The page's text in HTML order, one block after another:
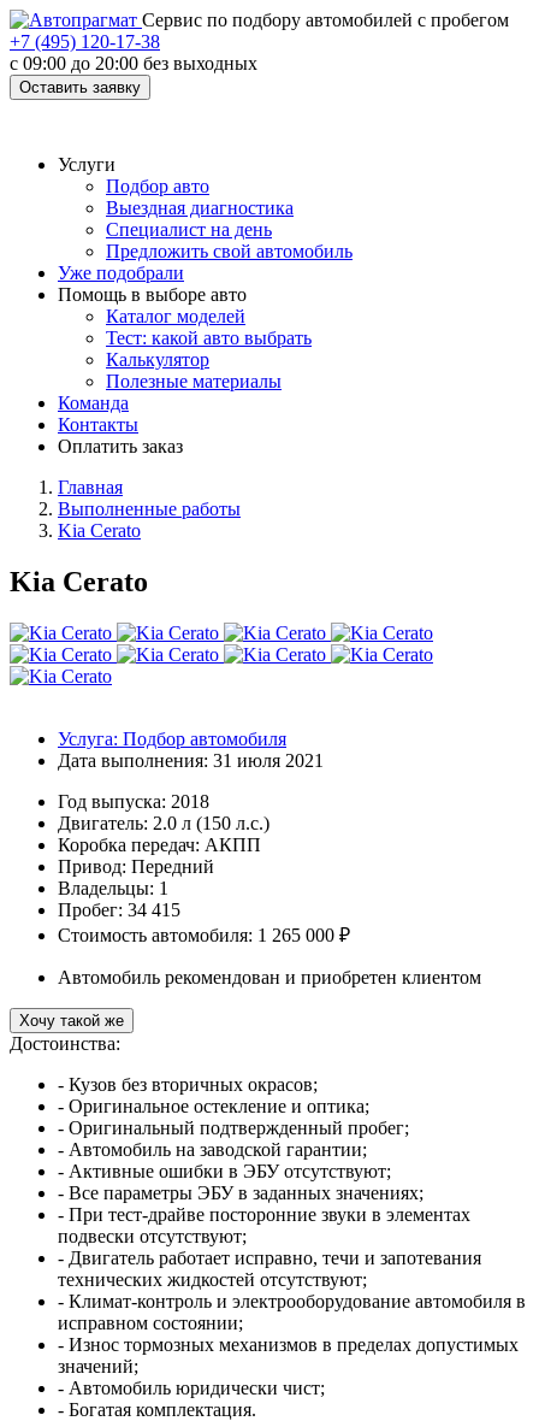
Cервис по подбору автомобилей с пробегом
+7 (495) 120-17-38
с 09:00 до 20:00 без выходных
Оставить заявку
Услуги
Подбор авто
Выездная диагностика
Специалист на день
Предложить свой автомобиль
Уже подобрали
Помощь в выборе авто
Каталог моделей
Тест: какой авто выбрать
Калькулятор
Полезные материалы
Команда
Контакты
Оплатить заказ
Главная
Выполненные работы
Kia Cerato
Kia Cerato
Услуга: Подбор автомобиля
Дата выполнения: 31 июля 2021
Год выпуска: 2018
Двигатель: 2.0 л (150 л.с.)
Коробка передач: АКПП
Привод: Передний
Владельцы: 1
Пробег: 34 415
Стоимость автомобиля: 1 265 000 ₽
Автомобиль рекомендован и приобретен клиентом
Хочу такой же
Достоинства:
- Кузов без вторичных окрасов;
- Оригинальное остекление и оптика;
- Оригинальный подтвержденный пробег;
- Автомобиль на заводской гарантии;
- Активные ошибки в ЭБУ отсутствуют;
- Все параметры ЭБУ в заданных значениях;
- При тест-драйве посторонние звуки в элементах
подвески отсутствуют;
- Двигатель работает исправно, течи и запотевания
технических жидкостей отсутствуют;
- Климат-контроль и электрооборудование автомобиля в
исправном состоянии;
- Износ тормозных механизмов в пределах допустимых
значений;
- Автомобиль юридически чист;
- Богатая комплектация.